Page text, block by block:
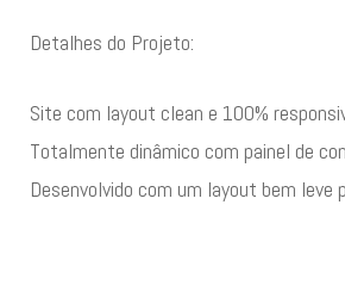
Detalhes do Projeto:
Site com layout clean e 100%
Totalmente dinâmico com painel de
Desenvolvido com um layout bem leve